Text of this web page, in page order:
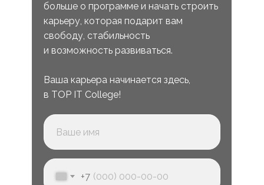
больше о программе и начать строить
карьеру, которая подарит вам
свободу, стабильность
и возможность развиваться.
Ваша карьера начинается здесь,
в TOP IT College!
+7